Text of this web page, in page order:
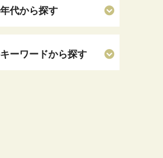
年代から探す
ーワードから探す